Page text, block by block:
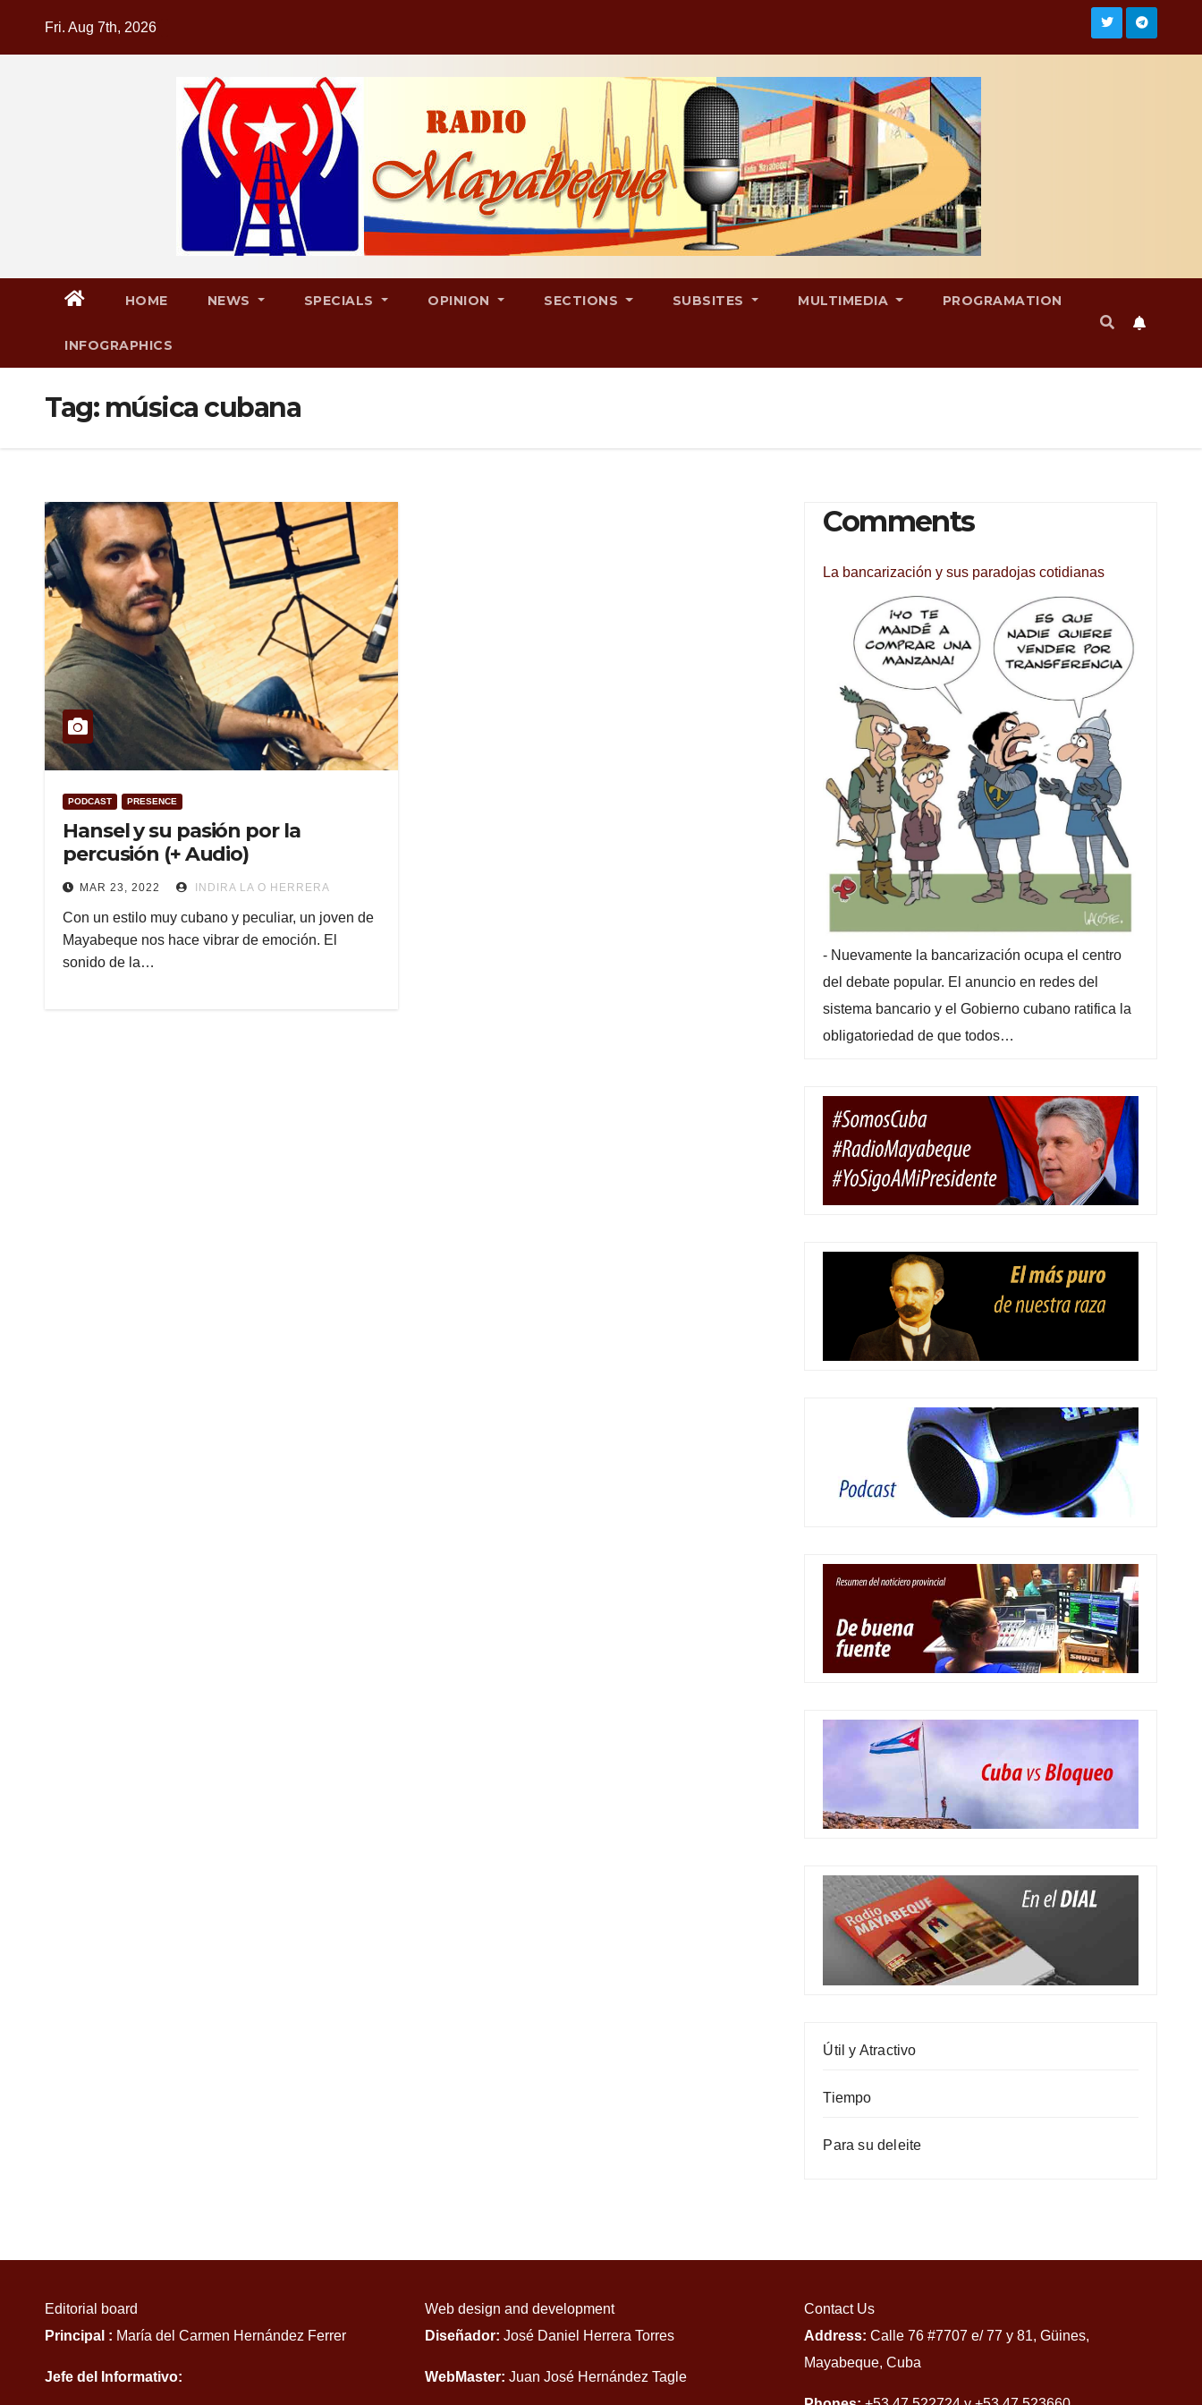
Fri. Aug 7th, 2026
HOME NEWS SPECIALS OPINION SECTIONS SUBSITES MULTIMEDIA PROGRAMATION
INFOGRAPHICS
Tag: música cubana
PODCAST PRESENCE
Hansel y su pasión por la
percusión (+ Audio)
MAR 23, 2022 INDIRA LA O HERRERA
Con un estilo muy cubano y peculiar, un joven de
Mayabeque nos hace vibrar de emoción. El
sonido de la…
Comments
La bancarización y sus paradojas cotidianas
- Nuevamente la bancarización ocupa el centro
del debate popular. El anuncio en redes del
sistema bancario y el Gobierno cubano ratifica la
obligatoriedad de que todos…
Útil y Atractivo
Tiempo
Para su deleite
Editorial board
Principal : María del Carmen Hernández Ferrer
Jefe del Informativo:
Web design and development
Diseñador: José Daniel Herrera Torres
WebMaster: Juan José Hernández Tagle
Contact Us
Address: Calle 76 #7707 e/ 77 y 81, Güines,
Mayabeque, Cuba